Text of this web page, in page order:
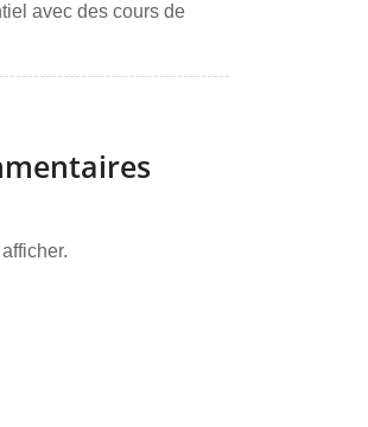
avec des cours de